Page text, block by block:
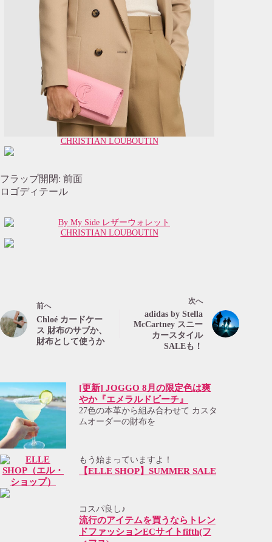
CHRISTIAN LOUBOUTIN
フラップ開閉: 前面
ロゴディテール
CHRISTIAN LOUBOUTIN
前へ
Chloé カードケー
ス 財布のサブか、
財布として使うか
次へ
adidas by Stella
McCartney スニー
カースタイル
SALEも！
[更新] JOGGO 8月の限定色は爽
やか『エメラルドビーチ』
27色の本革から組み合わせて カスタ
ムオーダーの財布を
もう始まっていますよ！
【ELLE SHOP】SUMMER SALE
コスパ良し♪
流行のアイテムを買うならトレン
ドファッションECサイトfifth(フ